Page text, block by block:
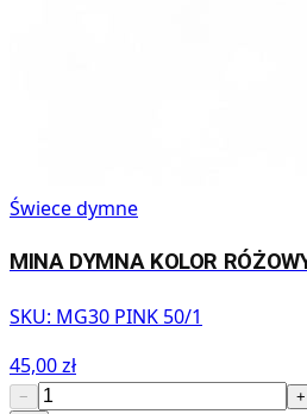
Świece dymne
MINA DYMNA KOLOR
SKU: MG30 PINK 50/1
45,00 zł
− +